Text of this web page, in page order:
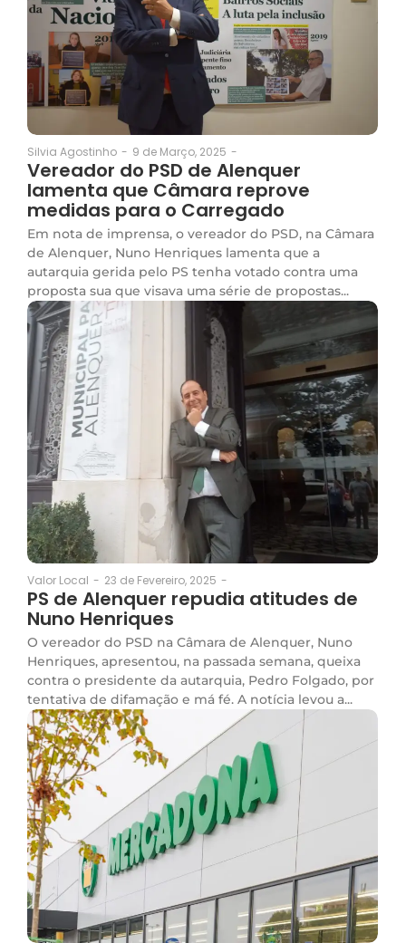
Silvia Agostinho - 9 de Março, 2025 -
Vereador do PSD de Alenquer
lamenta que Câmara reprove
medidas para o Carregado
Em nota de imprensa, o vereador do PSD, na Câmara
de Alenquer, Nuno Henriques lamenta que a
autarquia gerida pelo PS tenha votado contra uma
proposta sua que visava uma série de propostas...
Valor Local - 23 de Fevereiro, 2025 -
PS de Alenquer repudia atitudes de
Nuno Henriques
O vereador do PSD na Câmara de Alenquer, Nuno
Henriques, apresentou, na passada semana, queixa
contra o presidente da autarquia, Pedro Folgado, por
tentativa de difamação e má fé. A notícia levou a...